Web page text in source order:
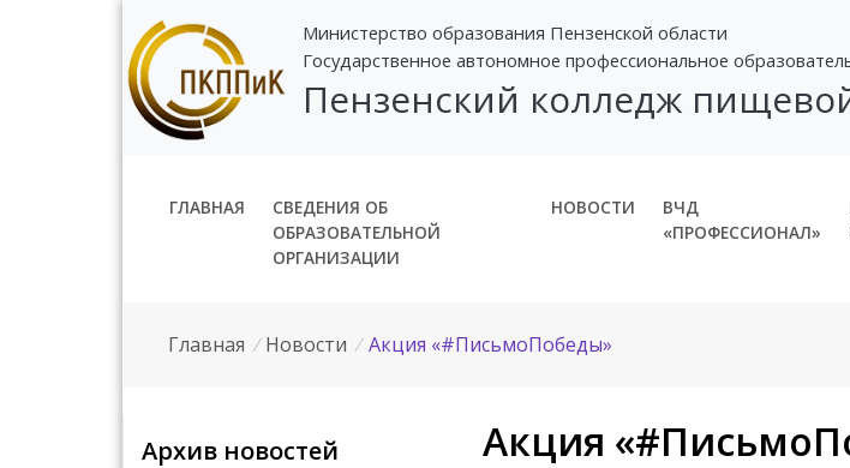
Министерство образования Пензенской области
Государственное автономное профессиональное
Пензенский колледж
ГЛАВНАЯ
СВЕДЕНИЯ ОБ
ОБРАЗОВАТЕЛЬНОЙ
ОРГАНИЗАЦИИ
НОВОСТИ
ВЧД
«ПРОФЕССИОНАЛ»
Главная / Новости / Акция «#ПисьмоПобеды»
Архив новостей Акция